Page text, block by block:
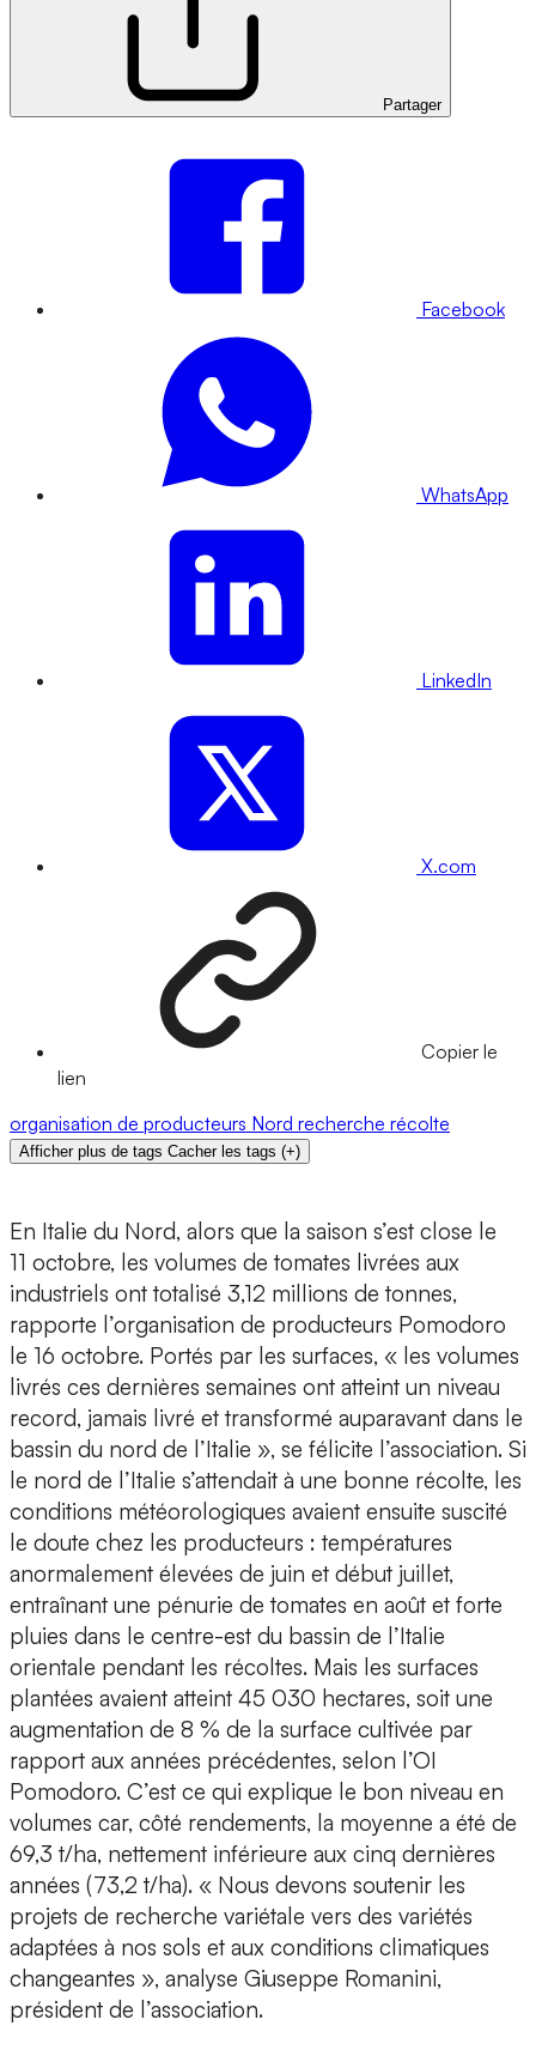
Partager
Facebook
WhatsApp
LinkedIn
X.com
Copier le
lien
organisation de producteurs Nord recherche récolte
Afficher plus de tags Cacher les tags (+)
En Italie du Nord, alors que la saison s’est close le
11 octobre, les volumes de tomates livrées aux
industriels ont totalisé 3,12 millions de tonnes,
rapporte l’organisation de producteurs Pomodoro
le 16 octobre. Portés par les surfaces, « les volumes
livrés ces dernières semaines ont atteint un niveau
record, jamais livré et transformé auparavant dans le
bassin du nord de l’Italie », se félicite l’association. Si
le nord de l’Italie s’attendait à une bonne récolte, les
conditions météorologiques avaient ensuite suscité
le doute chez les producteurs : températures
anormalement élevées de juin et début juillet,
entraînant une pénurie de tomates en août et forte
pluies dans le centre-est du bassin de l’Italie
orientale pendant les récoltes. Mais les surfaces
plantées avaient atteint 45 030 hectares, soit une
augmentation de 8 % de la surface cultivée par
rapport aux années précédentes, selon l’OI
Pomodoro. C’est ce qui explique le bon niveau en
volumes car, côté rendements, la moyenne a été de
69,3 t/ha, nettement inférieure aux cinq dernières
années (73,2 t/ha). « Nous devons soutenir les
projets de recherche variétale vers des variétés
adaptées à nos sols et aux conditions climatiques
changeantes », analyse Giuseppe Romanini,
président de l’association.